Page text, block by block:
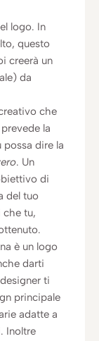
logo. In
questo
creerà un
da
che
la
dire la
. Un
di
del tuo
che tu,
è un logo
darti
ti
principale
adatte a
Inoltre